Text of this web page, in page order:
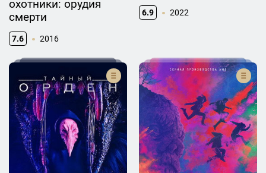
охотники: орудия
смерти
7.6 2016
6.9 2022